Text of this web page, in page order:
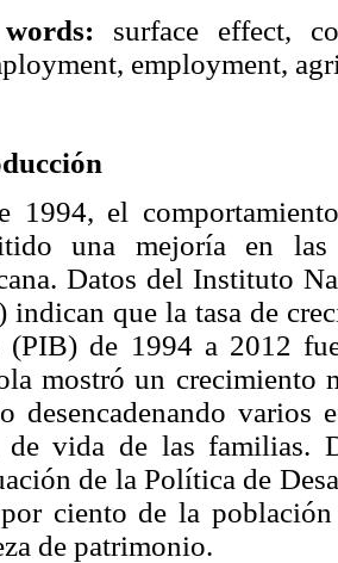
surface effect,
employment,
1994, el
una mejoría en
Datos del Instituto
indican que la tasa de
(PIB) de 1994 a 2012
mostró un crecimiento
desencadenando varios
vida de las familias.
de la Política de
ciento de la
de patrimonio.